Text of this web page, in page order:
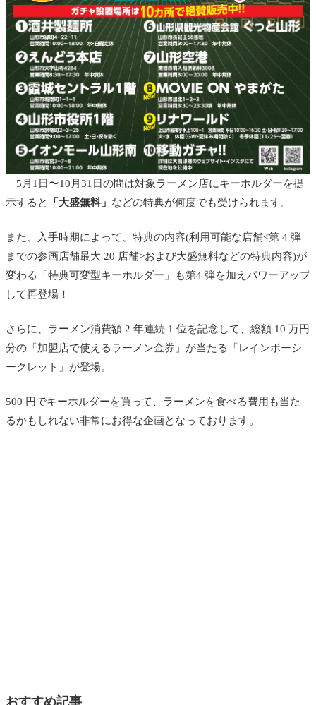
5月1日〜10月31日の間は対象ラーメン店にキーホルダーを提
示すると
「大盛無料」 などの特典が何度でも受けられます。
また、入手時期によって、特典の内容(利用可能な店舗<第 4 弾
までの参画店舗最大 20 店舗>および大盛無料などの特典内容)が
変わる「特典可変型キーホルダー」も第4 弾を加えパワーアップ
して再登場！
さらに、ラーメン消費額 2 年連続 1 位を記念して、総額 10 万円
分の「加盟店で使えるラーメン金券」が当たる「レインボーシ
ークレット」が登場。
500 円でキーホルダーを買って、ラーメンを食べる費用も当た
るかもしれない非常にお得な企画となっております。
おすすめ記事